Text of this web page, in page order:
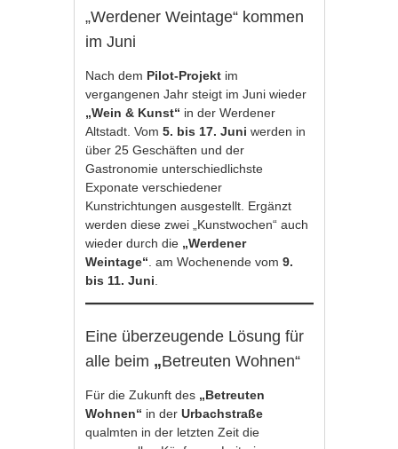
„Werdener Weintage“ kommen
im Juni
Nach dem Pilot-Projekt im
vergangenen Jahr steigt im Juni wieder
„Wein & Kunst“ in der Werdener
Altstadt. Vom5. bis 17. Juni werden in
über 25 Geschäften und der
Gastronomie unterschiedlichste
Exponate verschiedener
Kunstrichtungen ausgestellt. Ergänzt
werden diese zwei „Kunstwochen“ auch
wieder durch die „Werdener
Weintage“ . am Wochenende vom9.
bis 11. Juni
Eine überzeugende Lösung für
alle beim „Betreuten Wohnen“
Für die Zukunft des „Betreuten
Wohnen“ in derUrbachstraße
qualmten in der letzten Zeit die